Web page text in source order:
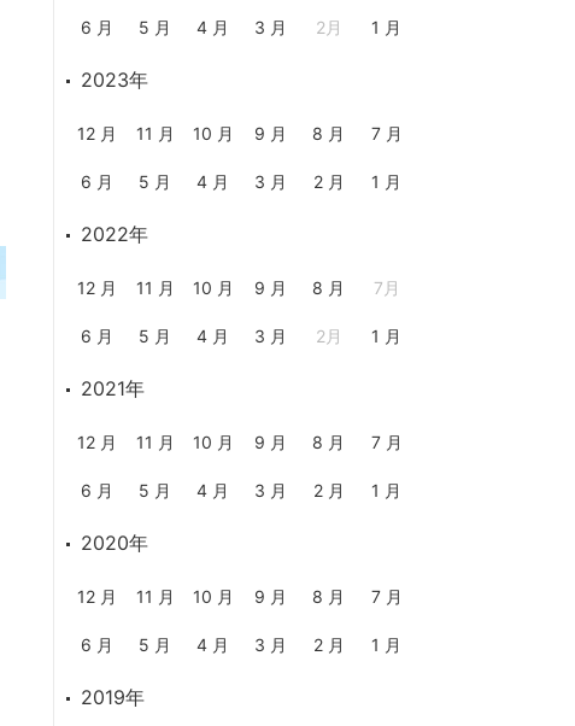
6 月 5 月 4 月 3 月 2月 1 月
2023年
12 月 11 月 10 月 9 月 8 月 7 月
6 月 5 月 4 月 3 月 2 月 1 月
2022年
12 月 11 月 10 月 9 月 8 月 7月
6 月 5 月 4 月 3 月 2月 1 月
2021年
12 月 11 月 10 月 9 月 8 月 7 月
6 月 5 月 4 月 3 月 2 月 1 月
2020年
12 月 11 月 10 月 9 月 8 月 7 月
6 月 5 月 4 月 3 月 2 月 1 月
2019年